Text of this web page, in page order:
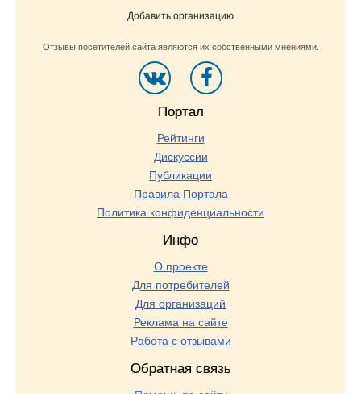
Добавить организацию
Отзывы посетителей сайта являются их собственными мнениями.
Портал
Рейтинги
Дискуссии
Публикации
Правила Портала
Политика конфиденциальности
Инфо
О проекте
Для потребителей
Для организаций
Реклама на сайте
Работа с отзывами
Обратная связь